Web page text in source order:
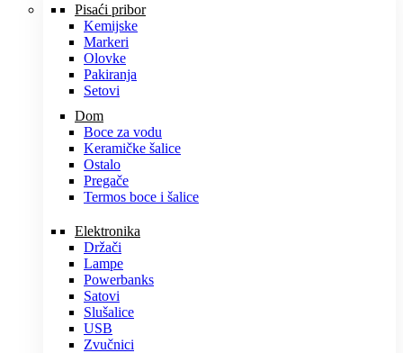
Pisaći pribor
Kemijske
Markeri
Olovke
Pakiranja
Setovi
Dom
Boce za vodu
Keramičke šalice
Ostalo
Pregače
Termos boce i šalice
Elektronika
Držači
Lampe
Powerbanks
Satovi
Slušalice
USB
Zvučnici